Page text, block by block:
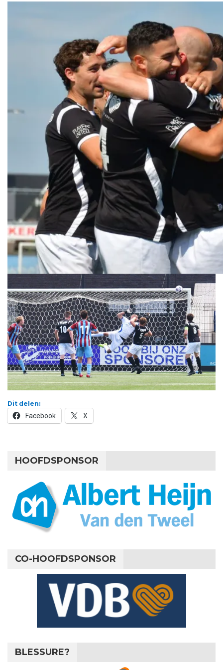
Dit delen:
Facebook X
HOOFDSPONSOR
CO-HOOFDSPONSOR
BLESSURE?